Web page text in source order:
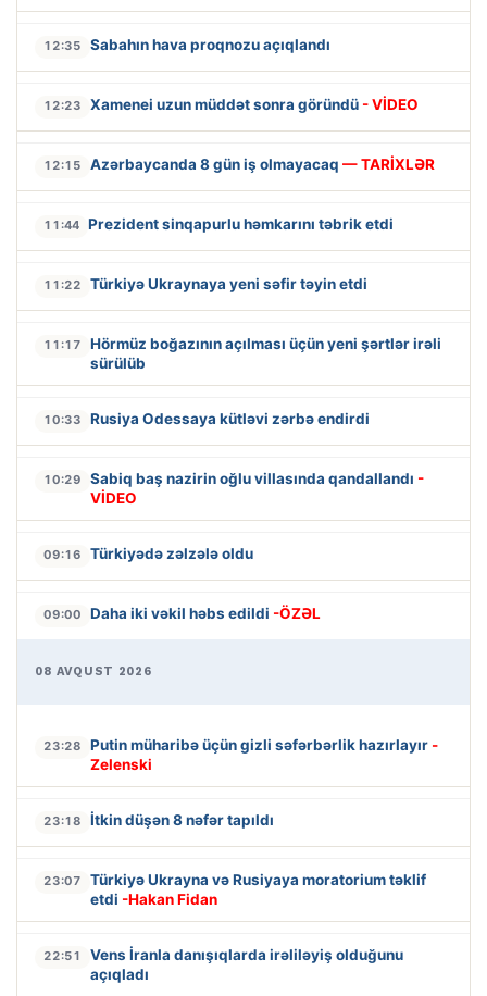
12:35 Sabahın hava proqnozu açıqlandı
12:23 Xamenei uzun müddət sonra göründü - VİDEO
12:15 Azərbaycanda 8 gün iş olmayacaq — TARİXLƏR
11:44 Prezident sinqapurlu həmkarını təbrik etdi
11:22 Türkiyə Ukraynaya yeni səfir təyin etdi
11:17
Hörmüz boğazının açılması üçün yeni şərtlər irəli
sürülüb
10:33 Rusiya Odessaya kütləvi zərbə endirdi
10:29 Sabiq baş nazirin oğlu villasında qandallandı -
VİDEO
09:16 Türkiyədə zəlzələ oldu
09:00 Daha iki vəkil həbs edildi -ÖZƏL
08 AVQUST 2026
23:28 Putin müharibə üçün gizli səfərbərlik hazırlayır -
Zelenski
23:18 İtkin düşən 8 nəfər tapıldı
23:07
Türkiyə Ukrayna və Rusiyaya moratorium təklif
etdi -Hakan Fidan
22:51
Vens İranla danışıqlarda irəliləyiş olduğunu
açıqladı